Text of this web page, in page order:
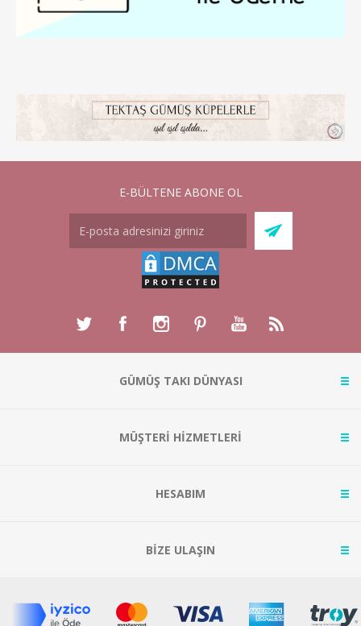
E-BÜLTENE ABONE OL
GÜMÜŞ TAKI DÜNYASI
MÜŞTERİ HİZMETLERİ
HESABIM
BİZE ULAŞIN